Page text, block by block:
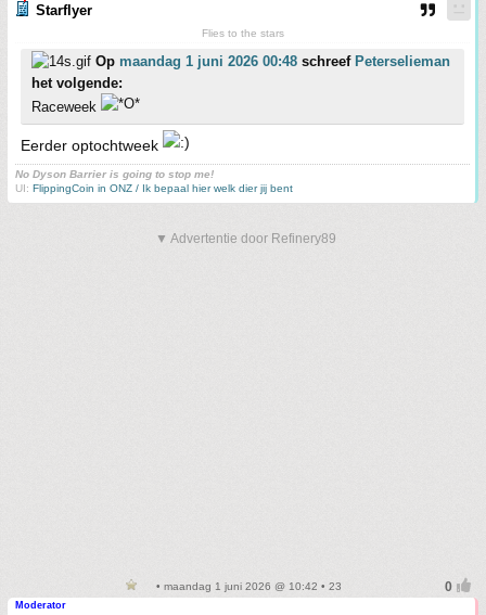
Starflyer
Flies to the stars
Op maandag 1 juni 2026 00:48 schreef Peterselieman
het volgende:
Raceweek
Eerder optochtweek
No Dyson Barrier is going to stop me!
UI: FlippingCoin in ONZ / Ik bepaal hier welk dier jij bent
▼ Advertentie door Refinery89
• maandag 1 juni 2026 @ 10:42 • 23
Moderator